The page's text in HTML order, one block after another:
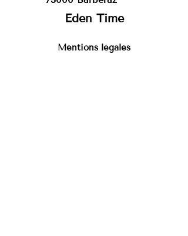
Eden Time
Mentions légales